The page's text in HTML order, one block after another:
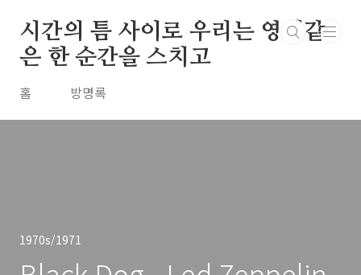
시간의 틈 사이로 우리는 영원같
은 한 순간을 스치고
홈 방명록
1970s/1971